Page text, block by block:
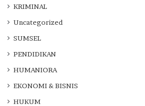
KRIMINAL
Uncategorized
SUMSEL
PENDIDIKAN
HUMANIORA
EKONOMI & BISNIS
HUKUM